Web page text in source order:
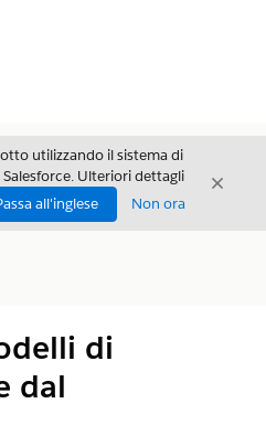
utilizzando il sistema di
Ulteriori dettagli
all'inglese Non ora
Chiudi
di
dal